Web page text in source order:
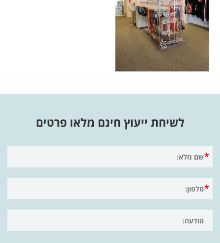
לשיחת ייעוץ חינם מלאו פרטים